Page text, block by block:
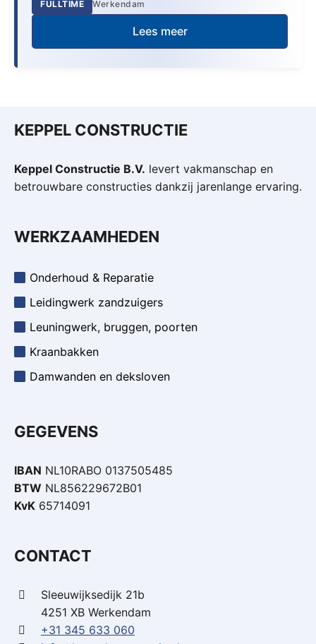
FULLTIME Werkendam
Lees meer
KEPPEL CONSTRUCTIE
Keppel Constructie B.V. levert vakmanschap en
betrouwbare constructies dankzij jarenlange ervaring.
WERKZAAMHEDEN
Onderhoud & Reparatie
Leidingwerk zandzuigers
Leuningwerk, bruggen, poorten
Kraanbakken
Damwanden en deksloven
GEGEVENS
IBAN NL10RABO 0137505485
BTW NL856229672B01
KvK 65714091
CONTACT
Sleeuwijksedijk 21b
4251 XB Werkendam
+31 345 633 060